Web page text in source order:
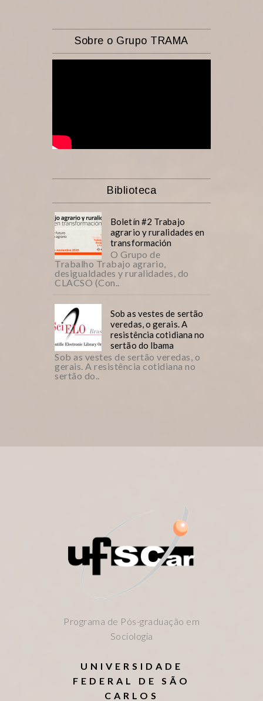
Sobre o Grupo TRAMA
Biblioteca
Boletín #2 Trabajo
agrario y ruralidades en
transformación
O Grupo de
Trabalho Trabajo agrario,
desigualdades y ruralidades, do
CLACSO (Con..
Sob as vestes de sertão
veredas, o gerais. A
resistência cotidiana no
sertão do Ibama
Sob as vestes de sertão veredas, o
gerais. A resistência cotidiana no
sertão do..
Programa de Pós-graduação em
Sociologia
UNIVERSIDADE
FEDERAL DE SÃO
CARLOS